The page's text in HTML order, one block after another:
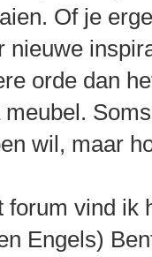
Of je
nieuwe
orde dan
meubel.
wil, maar
forum vind ik
Engels)